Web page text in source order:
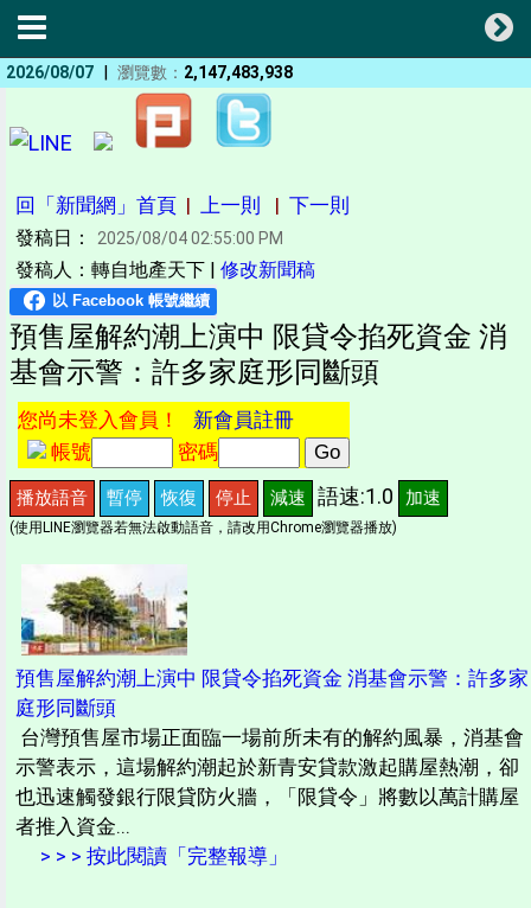
2026/08/07 | 瀏覽數： 2,147,483,938
回「新聞網」首頁 | 上一則 | 下一則
發稿日： 2025/08/04 02:55:00 PM
發稿人：轉自地產天下 | 修改新聞稿
預售屋解約潮上演中 限貸令掐死資金 消
基會示警：許多家庭形同斷頭
您尚未登入會員！ 新會員註冊
帳號
密碼
播放語音 暫停 恢復 停止 減速 語速:1.0 加速
(使用LINE瀏覽器若無法啟動語音，請改用Chrome瀏覽器播放)
預售屋解約潮上演中 限貸令掐死資金 消基會示警：許多家
庭形同斷頭
台灣預售屋市場正面臨一場前所未有的解約風暴，消基會
示警表示，這場解約潮起於新青安貸款激起購屋熱潮，卻
也迅速觸發銀行限貸防火牆，「限貸令」將數以萬計購屋
者推入資金...
> > > 按此閱讀「完整報導」